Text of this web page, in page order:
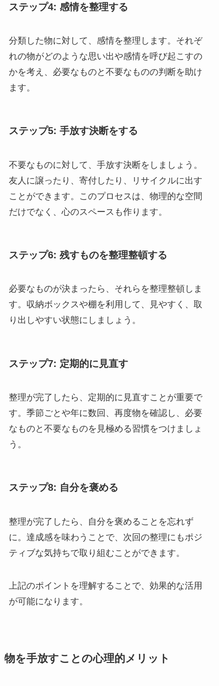
ステップ4: 感情を整理する
分類した物に対して、感情を整理します。それぞ
れの物がどのような思い出や感情を呼び起こすの
かを考え、必要なものと不要なものの判断を助け
ます。
ステップ5: 手放す決断をする
不要なものに対して、手放す決断をしましょう。
友人に譲ったり、寄付したり、リサイクルに出す
ことができます。このプロセスは、物理的な空間
だけでなく、心のスペースも作ります。
ステップ6: 残すものを整理整頓する
必要なものが決まったら、それらを整理整頓しま
す。収納ボックスや棚を利用して、見やすく、取
り出しやすい状態にしましょう。
ステップ7: 定期的に見直す
整理が完了したら、定期的に見直すことが重要で
す。季節ごとや年に数回、再度物を確認し、必要
なものと不要なものを見極める習慣をつけましょ
う。
ステップ8: 自分を褒める
整理が完了したら、自分を褒めることを忘れず
に。達成感を味わうことで、次回の整理にもポジ
ティブな気持ちで取り組むことができます。
上記のポイントを理解することで、効果的な活用
が可能になります。
物を手放すことの心理的メリット